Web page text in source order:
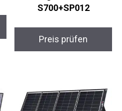
S700+SP012
Preis prüfen